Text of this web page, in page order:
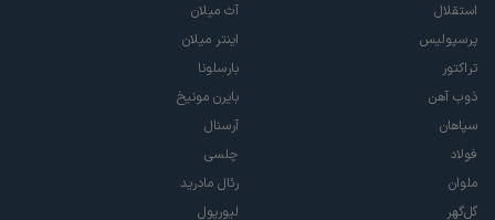
استقلال
پرسپولیس
تراکتور
ذوب آهن
سپاهان
فولاد
ملوان
گل‌گهر
آث میلان
اینتر میلان
بارسلونا
بایرن مونیخ
آرسنال
چلسی
رئال مادرید
لیورپول